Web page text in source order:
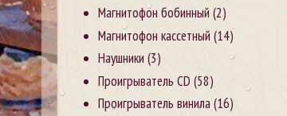
Магнитофон бобинный (2)
Магнитофон кассетный (14)
Наушники (3)
Проигрыватель CD (58)
Проигрыватель винила(16)